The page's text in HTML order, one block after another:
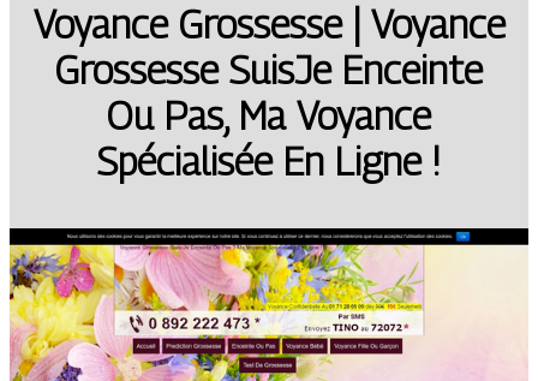
Voyance Grossesse | Voyance
Grossesse SuisJe Enceinte
Ou Pas, Ma Voyance
Spécialisée En Ligne !